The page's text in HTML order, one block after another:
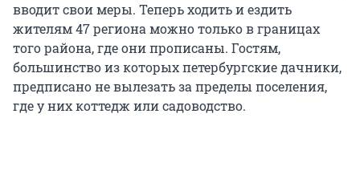
вводит свои меры. Теперь ходить и ездить
жителям 47 региона можно только в границах
того района, где они прописаны. Гостям,
большинство из которых петербургские дачники,
предписано не вылезать за пределы поселения,
где у них коттедж или садоводство.